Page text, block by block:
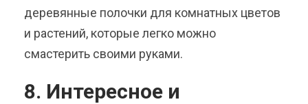
деревянные полочки для комнатных цветов
и растений, которые легко можно
смастерить своими руками.
8. Интересное и